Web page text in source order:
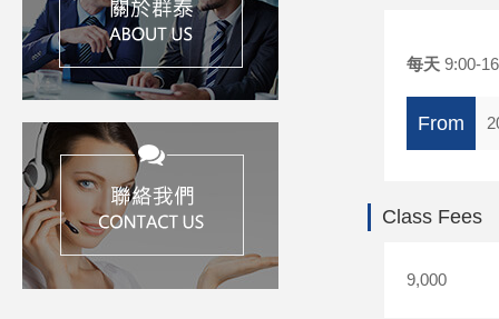
每天 9:00-
From
Class Fees
9,000